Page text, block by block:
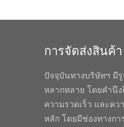
การจัดส่งสินค้า
ปัจจุบันทางบริษัทฯ มี
หลากหลาย โดยคำนึ
ความรวดเร็ว และค
หลัก โดยมีช่องทางกา